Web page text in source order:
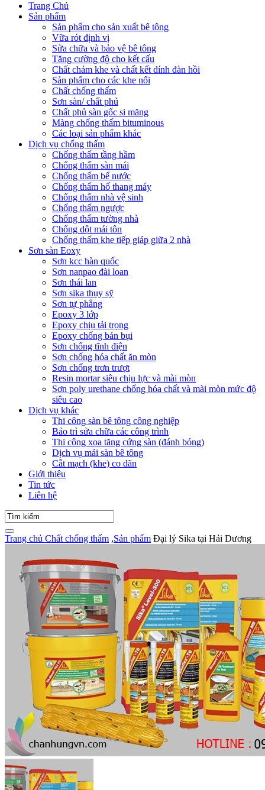
Trang Chủ
Sản phẩm
Sản phẩm cho sản xuất bê tông
Vữa rót định vị
Sửa chữa và bảo vệ bê tông
Tăng cường độ cho kết cấu
Chất chám khe và chất kết dính đàn hồi
Sản phẩm cho các khe nối
Chất chống thấm
Sơn sàn/ chất phủ
Chất phủ sàn gốc si măng
Màng chống thấm bituminous
Các loại sản phẩm khác
Dịch vụ chống thấm
Chống thấm tầng hầm
Chống thấm sàn mái
Chống thấm bể nước
Chống thấm hố thang máy
Chống thấm nhà vệ sinh
Chống thấm ngược
Chống thấm tường nhà
Chống dột mái tôn
Chống thấm khe tiếp giáp giữa 2 nhà
Sơn sàn Eoxy
Sơn kcc hàn quốc
Sơn nanpao đài loan
Sơn thái lan
Sơn sika thụy sỹ
Sơn tự phẳng
Epoxy 3 lớp
Epoxy chịu tải trọng
Epoxy chống bán bụi
Sơn chống tĩnh điện
Sơn chống hóa chất ăn mòn
Sơn chống trơn trượt
Resin mortar siêu chịu lực và mài mòn
Sơn poly urethane chống hóa chất và mài mòn mức độ
siêu cao
Dịch vụ khác
Thi công sàn bê tông công nghiệp
Bảo trì sửa chữa các công trình
Thi công xoa tăng cứng sàn (đánh bóng)
Dịch vụ mái sàn bê tông
Cắt mạch (khe) co dãn
Giới thiệu
Tin tức
Liên hệ
Trang chủ Chất chống thấm ,Sản phẩm Đại lý Sika tại Hải Dương